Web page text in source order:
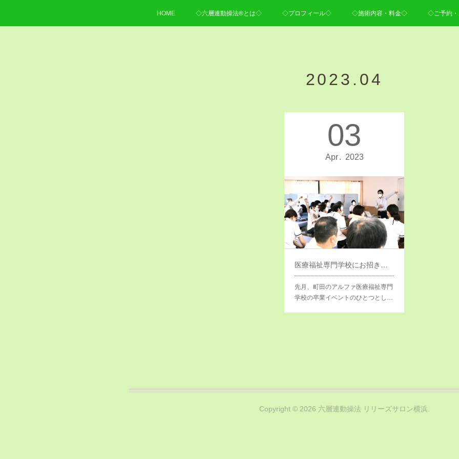
HOME ◇六層連動操法®とは◇ ◇プロフィール◇ ◇施術内容・料金◇ ◇ご予約
2023 . 04
03
Apr 2023
医療福祉専門学校にお招きいただきました
先月、町田のアルファ医療福祉専門
学校の卒業イベントのひとつとし…
Copyright © 2026 六層連動操法 リリーズサロン横浜.